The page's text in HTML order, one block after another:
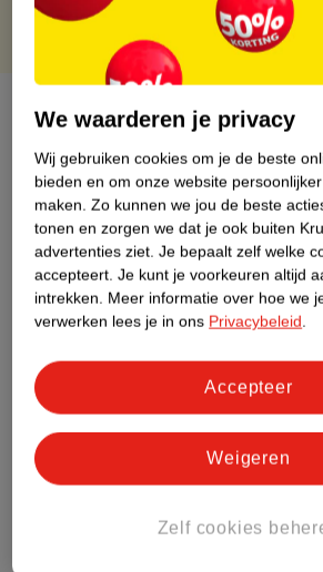
Over dit product
Productinformatie
Nature Impact Score
Dit product heeft
Impact Score.
Meer informatie
Bestel & Bezorginformatie
Bekijk ook
Alle Autostoel
We waarderen je privacy
Wij gebruiken cookies om je de beste
bieden en om onze website
maken. Zo kunnen we jou de beste
tonen en zorgen we dat je ook buiten
advertenties ziet. Je bepaalt zelf welke
accepteert. Je kunt je voorkeuren altijd
intrekken. Meer informatie over hoe we
verwerken lees je in ons Privacybeleid.
Zelf cookies
Weigeren
Accepteer